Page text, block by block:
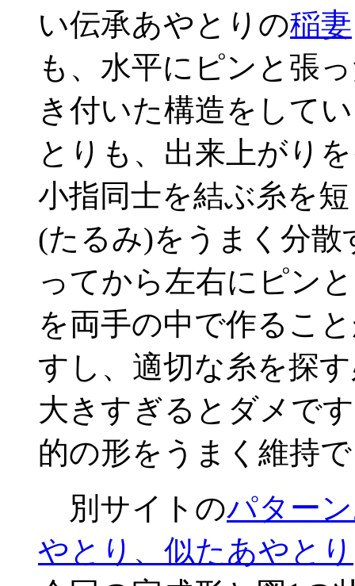
い伝承あやとりの稲妻
も、水平にピンと張
き付いた構造をして
とりも、出来上がり
小指同士を結ぶ糸を
(たるみ)をうまく分
ってから左右にピン
を両手の中で作るこ
すし、適切な糸を探
大きすぎるとダメで
的の形をうまく維持
別サイトのパター
やとり、似たあやとり